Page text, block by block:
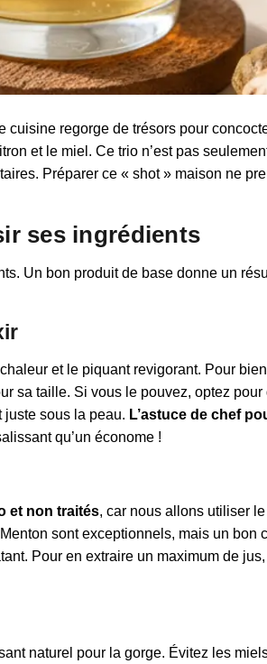
regorge de trésors pour
et le miel. Ce trio n’est pas
Préparer ce « shot » maison ne
ses ingrédients
Un bon produit de base donne un
et le piquant revigorant. Pour
sa taille. Si vous le pouvez, optez
juste sous la peau. L’astuce de chef
qu’un économe !
et non traités, car nous allons utiliser
sont exceptionnels, mais un bon
Pour en extraire un maximum de jus,
naturel pour la gorge. Évitez les